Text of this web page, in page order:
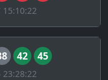
42 45